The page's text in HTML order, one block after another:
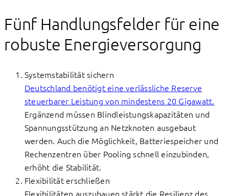
Fünf Handlungsfelder für eine
robuste Energieversorgung
Systemstabilität sichern
Deutschland benötigt eine verlässliche Reserve
steuerbarer Leistung von mindestens 20 Gigawatt.
Ergänzend müssen Blindleistungskapazitäten und
Spannungsstützung an Netzknoten ausgebaut
werden. Auch die Möglichkeit, Batteriespeicher und
Rechenzentren über Pooling schnell einzubinden,
erhöht die Stabilität.
Flexibilität erschließen
Flexibilitäten auszubauen stärkt die Resilienz des